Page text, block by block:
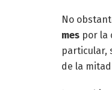
No
mes por la
particular,
de la